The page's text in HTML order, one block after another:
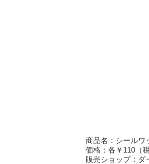
商品名：シールワ
価格：各￥110（税
販売ショップ：ダ